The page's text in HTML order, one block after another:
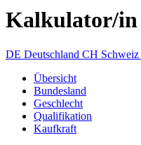
Kalkulator/in
DE Deutschland CH Schweiz
Übersicht
Bundesland
Geschlecht
Qualifikation
Kaufkraft